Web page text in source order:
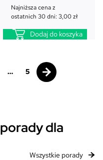
Najniższa cena z
ostatnich 30 dni: 3,00zł
Dodaj do koszyka
… 5
porady dla
Wszystkie porady